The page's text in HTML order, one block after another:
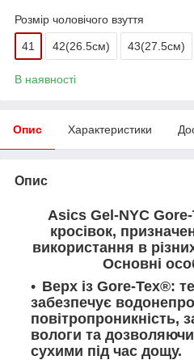
Розмір чоловічого взуття
41 42(26.5см) 43(27.5см)
В наявності
Опис Характеристики
Опис
Asics Gel-NYC
кросівок,
використання в
Основні
Верх із Gore-Tex®:
забезпечує
повітропроникність,
вологи та
сухими під час дощу.